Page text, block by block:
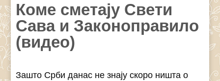
Коме сметају Свети
Сава и Законоправило
(видео)
Зашто Срби данас не знају скоро ништа о